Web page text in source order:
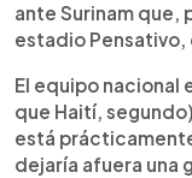
ante Surinam que,
estadio Pensativo,
El equipo nacional
que Haití,
está
dejaría afuera una